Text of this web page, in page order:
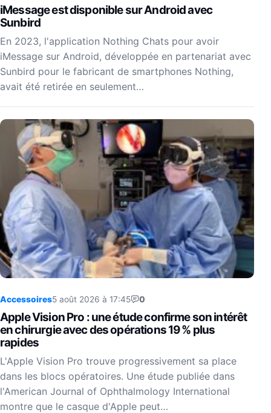
iMessage est disponible sur Android avec
Sunbird
En 2023, l'application Nothing Chats pour avoir
iMessage sur Android, développée en partenariat avec
Sunbird pour le fabricant de smartphones Nothing,
avait été retirée en seulement…
Accessoires5 août 2026 à 17:45 0
Apple Vision Pro : une étude confirme son intérêt
en chirurgie avec des opérations 19 % plus
rapides
L'Apple Vision Pro trouve progressivement sa place
dans les blocs opératoires. Une étude publiée dans
l'American Journal of Ophthalmology International
montre que le casque d'Apple peut…